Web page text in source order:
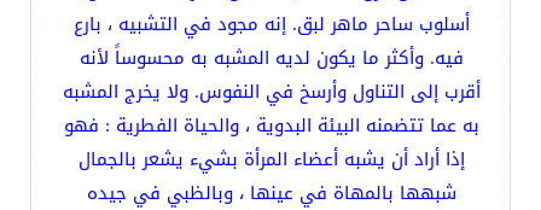
أسلوب ساحر ماهر لبق. إنه مجود في التشبيه ، بارع
فيه. وأكثر ما يكون لديه المشبه به محسوساً لأنه
أقرب إلى التناول وأرسخ في النفوس. ولا يخرج المشبه
به عما تتضمنه البيئة البدوية ، والحياة الفطرية : فهو
إذا أراد أن يشبه أعضاء المرأة بشيء يشعر بالجمال
شبهها بالمهاة في عينها ، وبالظبي في جيده